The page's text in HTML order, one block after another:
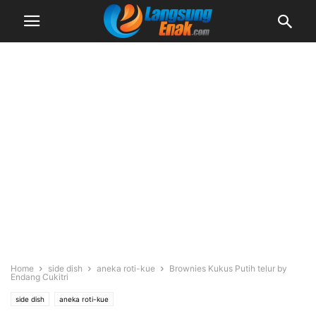
Home side dish aneka roti-kue
Brownies Kukus Putih telur by
Endang Cukitri
side dish aneka roti-kue